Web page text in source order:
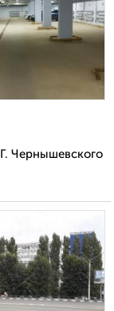
Чернышевского